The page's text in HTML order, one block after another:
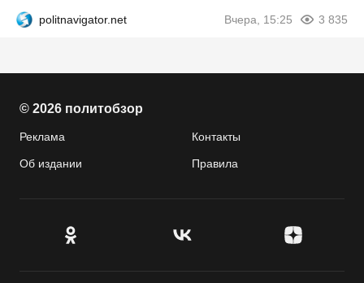
politnavigator.net Вчера, 15:25 3 835
© 2026 политобзор
Реклама Контакты
Об издании Правила